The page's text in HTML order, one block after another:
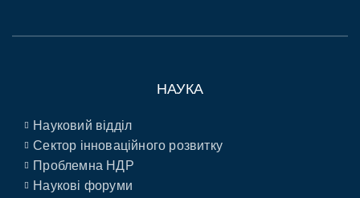
НАУКА
Науковий відділ
Сектор інноваційного розвитку
Проблемна НДР
Наукові форуми